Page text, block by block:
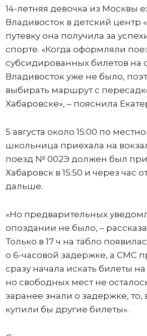
14-летняя девочка из Москвы
Владивосток в детский центр
путевку она получила за
спорте. «Когда оформляли
субсидированных билетов на
Владивосток уже не было,
выбирать маршрут с
Хабаровске», – пояснила
5 августа около 15:00 по
школьница приехала на
поезд № 002Э должен был
Хабаровск в 15:50 и через час
дальше.
«Но предварительных
опоздании не было, –
Только в 17 ч на табло
о 6-часовой задержке, а СМС
сразу начала искать билеты
но свободных мест не
заранее знали о задержке,
купили бы другие билеты».